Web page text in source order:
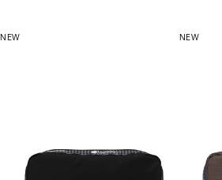
NEW NEW